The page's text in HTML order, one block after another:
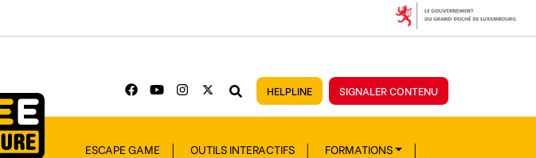
HELPLINE SIGNALER CONTENU
ESCAPE GAME OUTILS INTERACTIFS FORMATIONS